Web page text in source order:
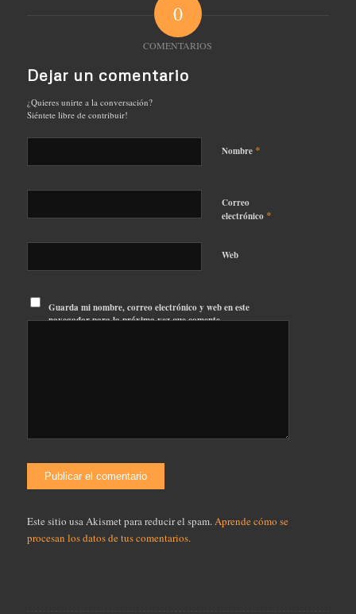
0
COMENTARIOS
Dejar un comentario
¿Quieres unirte a la conversación?
Siéntete libre de contribuir!
Nombre *
Correo
electrónico *
Web
Guarda mi nombre, correo electrónico y web en este
navegador para la próxima vez que comente.
Este sitio usa Akismet para reducir el spam.Aprende cómo se
procesan los datos de tus comentarios.